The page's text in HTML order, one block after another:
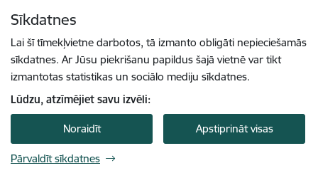
Sīkdatnes
Lai šī tīmekļvietne darbotos, tā izmanto obligāti nepieciešamās
sīkdatnes. Ar Jūsu piekrišanu papildus šajā vietnē var tikt
izmantotas statistikas un sociālo mediju sīkdatnes.
Lūdzu, atzīmējiet savu izvēli:
Noraidīt Apstiprināt visas
Pārvaldīt sīkdatnes